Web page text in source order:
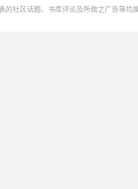
的社区话题、书库评论及所做之广告等均